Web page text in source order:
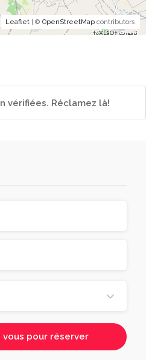
Leaflet | © OpenStreetMap contributors
vérifiées. Réclamez là!
vous pour réserver